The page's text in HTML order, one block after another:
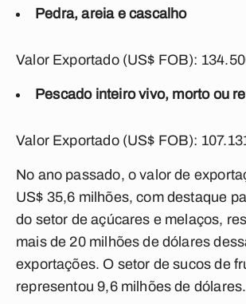
Pedra, areia e cascalho
Valor Exportado (US$ FOB):
Pescado inteiro vivo, morto ou
Valor Exportado (US$ FOB):
No ano passado, o valor de
US$ 35,6 milhões, com destaque
do setor de açúcares e melaços,
mais de 20 milhões de dólares
exportações. O setor de sucos de
representou 9,6 milhões de dólares.